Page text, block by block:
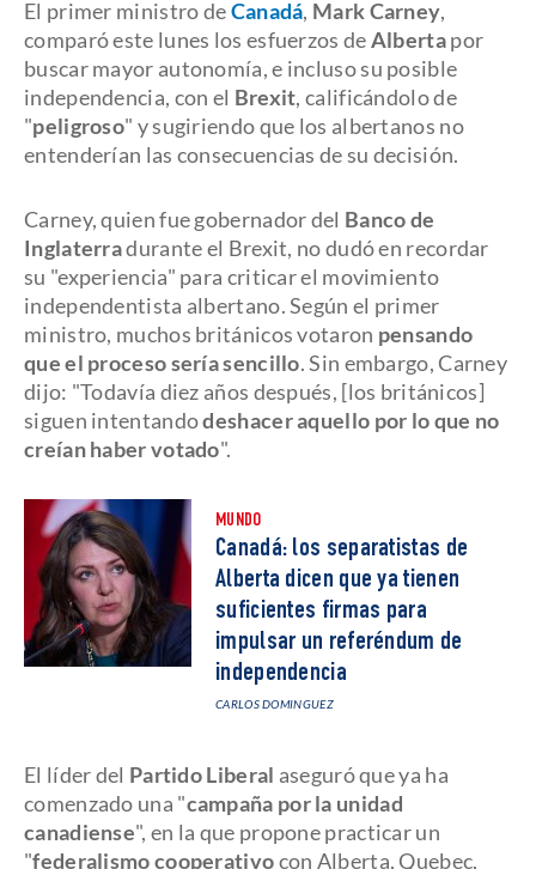
El primer ministro deCanadá, Mark Carney,
comparó este lunes los esfuerzos deAlbertapor
buscar mayor autonomía, e incluso su posible
independencia, con el Brexit, calificándolo de
"peligroso" y sugiriendo que los albertanos no
entenderían las consecuencias de su decisión.
Carney, quien fue gobernador del Banco de
Inglaterradurante el Brexit, no dudó en recordar
su "experiencia" para criticar el movimiento
independentista albertano. Según el primer
ministro, muchos británicos votaron pensando
que el proceso sería sencillo. Sin embargo, Carney
dijo: "Todavía diez años después, [los británicos]
siguen intentandodeshacer aquello por lo que no
creían haber votado".
MUNDO
Canadá: los separatistas de
Alberta dicen que ya tienen
suficientes firmas para
impulsar un referéndum de
independencia
CARLOS DOMINGUEZ
El líder del Partido Liberal aseguró que ya ha
comenzado una "campaña por la unidad
canadiense", en la que propone practicar un
"federalismo cooperativocon Alberta, Quebec,